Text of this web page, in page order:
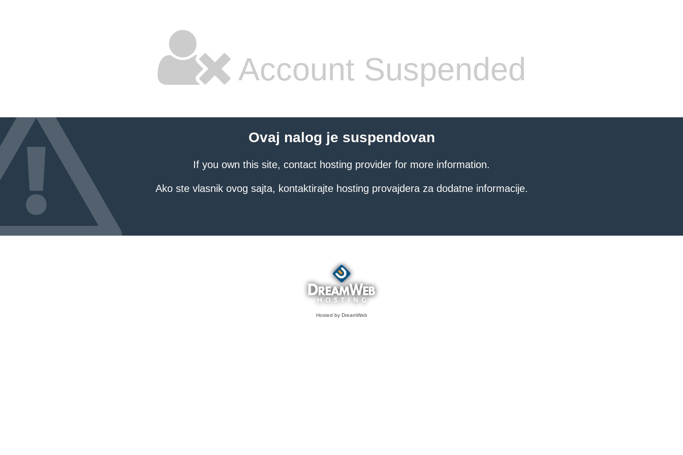
Account Suspended
Ovaj nalog je suspendovan
If you own this site, contact hosting provider for more information.
Ako ste vlasnik ovog sajta, kontaktirajte hosting provajdera za dodatne informacije.
Hosted by DreamWeb